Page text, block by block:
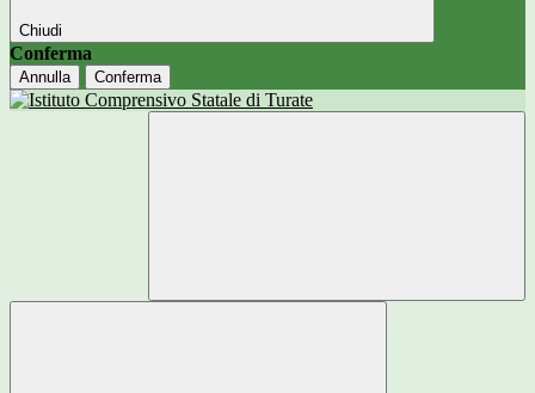
Chiudi
Conferma
Annulla Conferma